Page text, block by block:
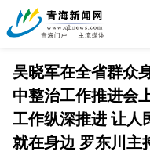
吴晓军在全省群众
中整治工作推进会
工作纵深推进 让人
就在身边 罗东川主